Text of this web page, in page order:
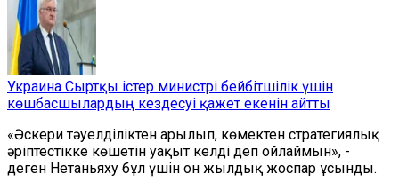
Украина Сыртқы істер министрі бейбітшілік үшін
көшбасшылардың кездесуі қажет екенін айтты
«Әскери тәуелділіктен арылып, көмектен стратегиялық
әріптестікке көшетін уақыт келді деп ойлаймын», -
деген Нетаньяху бұл үшін он жылдық жоспар ұсынды.